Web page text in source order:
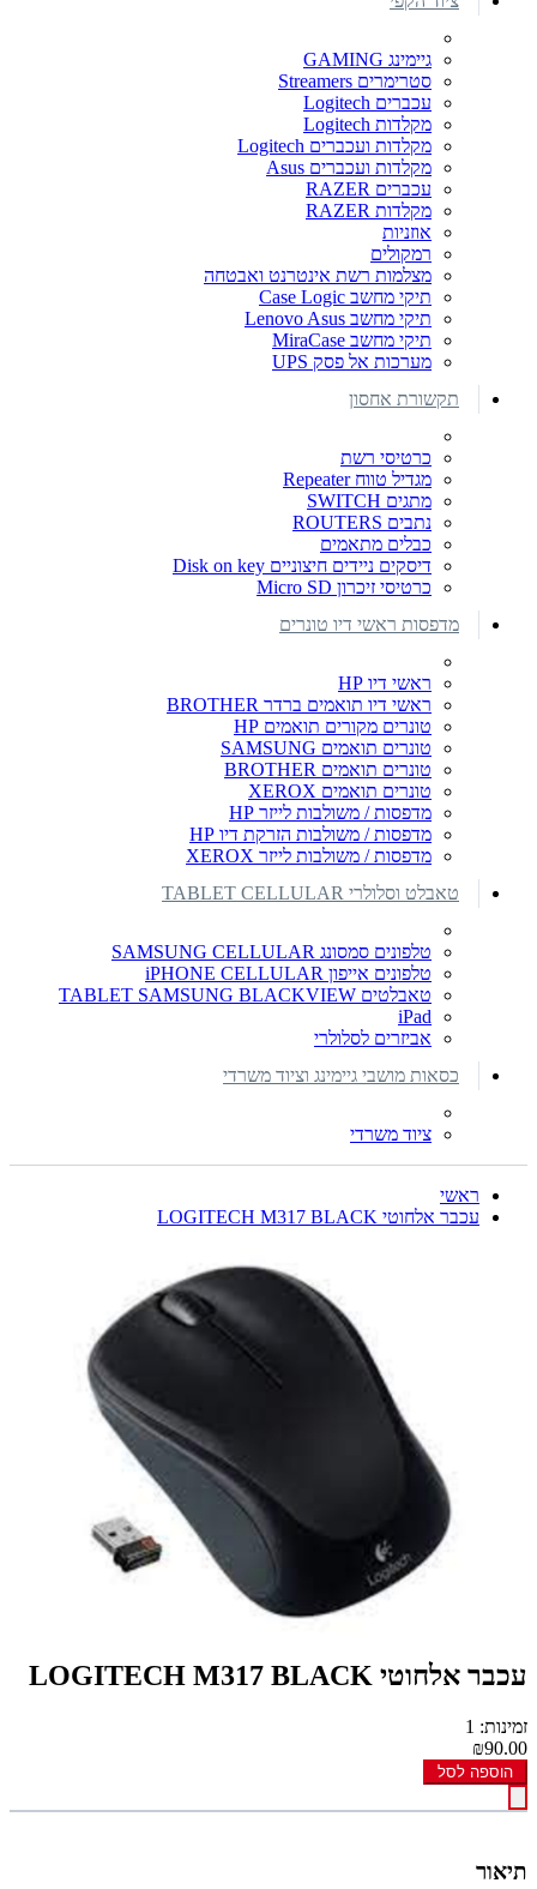
גיימינג GAMING
סטרימרים Streamers
עכברים Logitech
מקלדות Logitech
מקלדות ועכברים Logitech
מקלדות ועכברים Asus
עכברים RAZER
מקלדות RAZER
אוזניות
רמקולים
מצלמות רשת אינטרנט ואבטחה
תיקי מחשב Case Logic
תיקי מחשב Lenovo Asus
תיקי מחשב MiraCase
מערכות אל פסק UPS
תקשורת אחסון
כרטיסי רשת
מגדיל טווח Repeater
מתגים SWITCH
נתבים ROUTERS
כבלים מתאמים
דיסקים ניידים חיצוניים Disk on key
כרטיסי זיכרון Micro SD
מדפסות ראשי דיו טונרים
ראשי דיו HP
ראשי דיו תואמים ברדר BROTHER
טונרים מקורים תואמים HP
טונרים תואמים SAMSUNG
טונרים תואמים BROTHER
טונרים תואמים XEROX
מדפסות / משולבות לייזר HP
מדפסות / משולבות הזרקת דיו HP
מדפסות / משולבות לייזר XEROX
טאבלט וסלולרי TABLET CELLULAR
טלפונים סמסונג SAMSUNG CELLULAR
טלפונים אייפון iPHONE CELLULAR
טאבלטים TABLET SAMSUNG BLACKVIEW
iPad
אביזרים לסלולרי
כסאות מושבי גיימינג וציוד משרדי
ציוד משרדי
ראשי
עכבר אלחוטי LOGITECH M317 BLACK
עכבר אלחוטי LOGITECH M317 BLACK
זמינות: 1
₪90.00
הוספה לסל
תיאור